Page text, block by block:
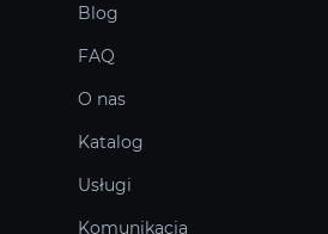
Blog
FAQ
O nas
Katalog
Usługi
Komunikacja